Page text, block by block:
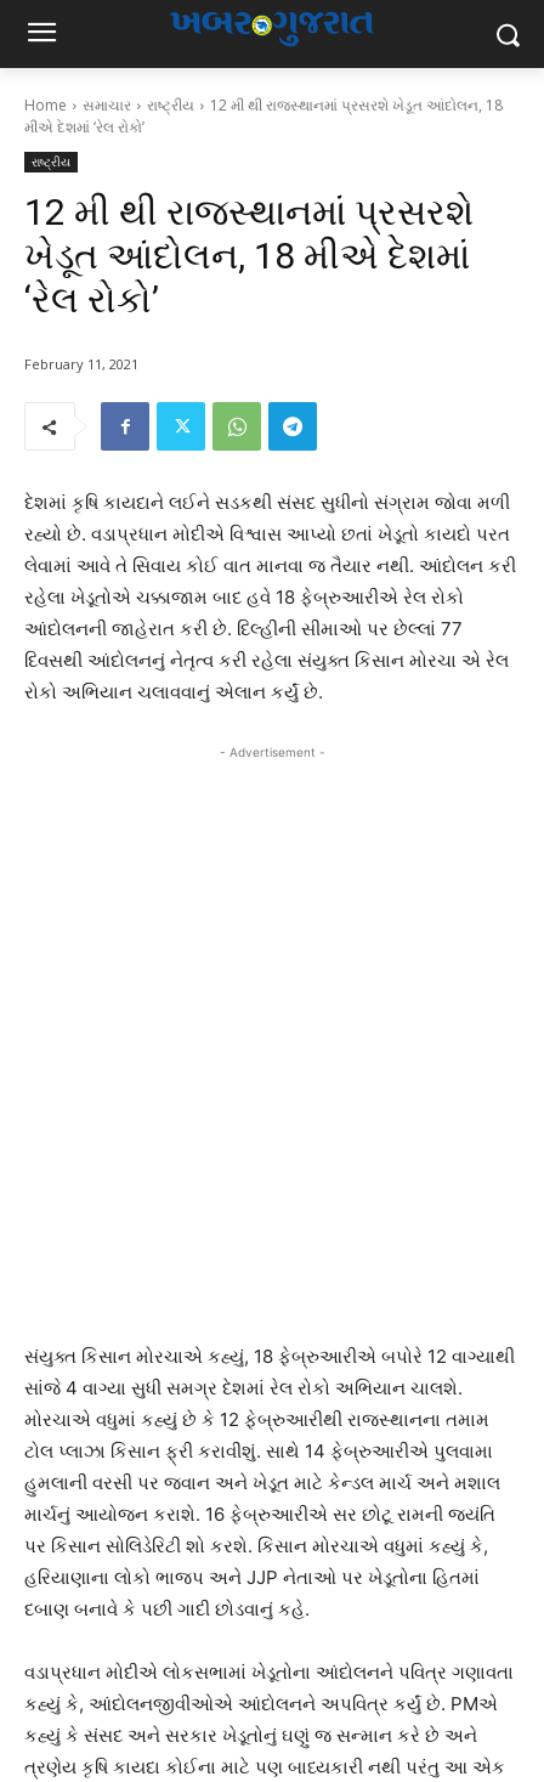
Home સમાચાર રાષ્ટ્રીય
12 મી થી રાજસ્થાનમાં પ્રસરશે ખેડૂત આંદોલન, 18
મીએ દેશમાં ‘રેલ રોકો’
રાષ્ટ્રીય
12 મી થી રાજસ્થાનમાં પ્રસરશે
ખેડૂત આંદોલન, 18 મીએ દેશમાં
‘રેલ રોકો’
February 11, 2021
દેશમાં કૃષિ કાયદાને લઈને સડકથી સંસદ સુધીનો સંગ્રામ જોવા મળી
રહ્યો છે. વડાપ્રધાન મોદીએ વિશ્વાસ આપ્યો છતાં ખેડૂતો કાયદો પરત
લેવામાં આવે તે સિવાય કોઈ વાત માનવા જ તૈયાર નથી. આંદોલન કરી
રહેલા ખેડૂતોએ ચક્કાજામ બાદ હવે 18 ફેબ્રુઆરીએ રેલ રોકો
આંદોલનની જાહેરાત કરી છે. દિલ્હીની સીમાઓ પર છેલ્લાં 77
દિવસથી આંદોલનનું નેતૃત્વ કરી રહેલા સંયુક્ત કિસાન મોરચા એ રેલ
રોકો અભિયાન ચલાવવાનું એલાન કર્યું છે.
- Advertisement -
સંયુક્ત કિસાન મોરચાએ કહ્યું, 18 ફેબ્રુઆરીએ બપોરે 12 વાગ્યાથી
સાંજે 4 વાગ્યા સુધી સમગ્ર દેશમાં રેલ રોકો અભિયાન ચાલશે.
મોરચાએ વધુમાં કહ્યું છે કે 12 ફેબ્રુઆરીથી રાજસ્થાનના તમામ
ટોલ પ્લાઝા કિસાન ફ્રી કરાવીશું. સાથે 14 ફેબ્રુઆરીએ પુલવામા
હુમલાની વરસી પર જવાન અને ખેડૂત માટે કેન્ડલ માર્ચ અને મશાલ
માર્ચનું આયોજન કરાશે. 16 ફેબ્રુઆરીએ સર છોટૂ રામની જ્યંતિ
પર કિસાન સોલિડેરિટી શો કરશે. કિસાન મોરચાએ વધુમાં કહ્યું કે,
હરિયાણાના લોકો ભાજપ અને JJP નેતાઓ પર ખેડૂતોના હિતમાં
દબાણ બનાવે કે પછી ગાદી છોડવાનું કહે.
વડાપ્રધાન મોદીએ લોકસભામાં ખેડૂતોના આંદોલનને પવિત્ર ગણાવતા
કહ્યું કે, આંદોલનજીવીઓએ આંદોલનને અપવિત્ર કર્યું છે. PMએ
કહ્યું કે સંસદ અને સરકાર ખેડૂતોનું ઘણું જ સન્માન કરે છે અને
ત્રણેય કૃષિ કાયદા કોઈના માટે પણ બાધ્યકારી નથી પરંતુ આ એક